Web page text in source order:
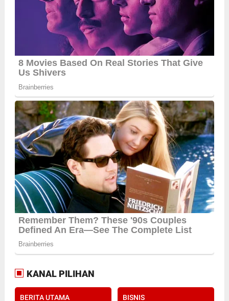
KANAL PILIHAN
BERITA UTAMA BISNIS